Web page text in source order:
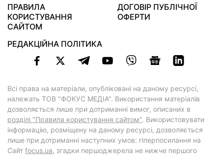
ПРАВИЛА
КОРИСТУВАННЯ
САЙТОМ
ДОГОВІР ПУБЛІЧНОЇ
ОФЕРТИ
РЕДАКЦІЙНА ПОЛІТИКА
Всі права на матеріали, опубліковані на даному ресурсі,
належать ТОВ "ФОКУС МЕДІА". Використання матеріалів
дозволяється лише при дотриманні вимог, описаних в
розділі "Правила користування сайтом". Використовувати
інформацію, розміщену на даному ресурсі, дозволяється
лише при дотриманні наступних умов: гіперпосилання на
Cайт focus.ua, згадки першоджерела не нижче першого